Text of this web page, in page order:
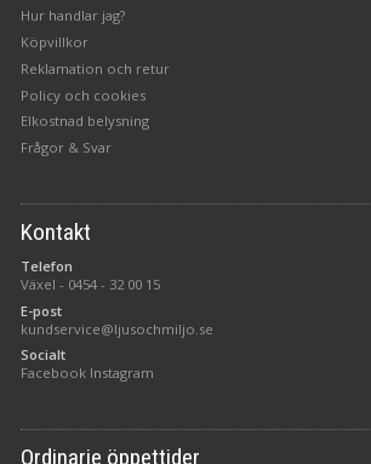
Hur handlar jag?
Köpvillkor
Reklamation och retur
Policy och cookies
Elkostnad belysning
Frågor & Svar
Kontakt
Telefon
Växel - 0454 - 32 00 15
E-post
kundservice@ljusochmiljo.se
Socialt
Facebook Instagram
Ordinarie öppettider